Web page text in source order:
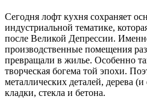
Сегодня лофт кухня сохраняет
индустриальной тематике,
после Великой Депрессии.
производственные помещения
превращали в жилье. Особенно
творческая богема той эпохи.
металлических деталей, дерева
кладки, стекла и бетона.